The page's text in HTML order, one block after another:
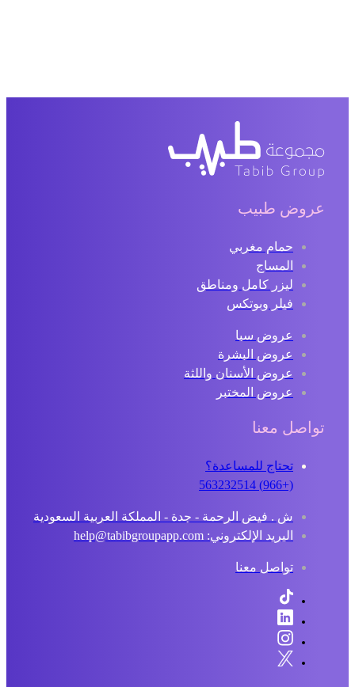
عروض طبيب
حمام مغربي
المساج
ليزر كامل ومناطق
فيلر وبوتكس
عروض سبا
عروض البشرة
عروض الأسنان واللثة
عروض المختبر
تواصل معنا
تحتاج للمساعدة؟
ش . فيض الرحمة - جدة - المملكة العربية السعودية
البريد الإلكتروني: help@tabibgroupapp.com
تواصل معنا